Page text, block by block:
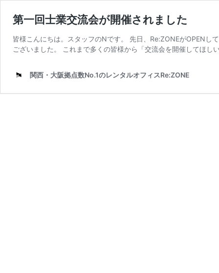
第一回士業交流会が開催されました
皆様こんにちは。スタッフのNです。 先日、Re:ZONEがOPENし
ございました。 これまで多くの皆様から「交流会を開催してほ
関西・大阪拠点数No.1のレンタルオフィスRe:ZONE